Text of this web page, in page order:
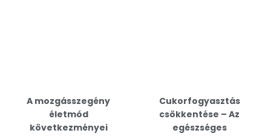
A mozgásszegény
életmód
következményei
Cukorfogyasztás
csökkentése – Az
egészséges